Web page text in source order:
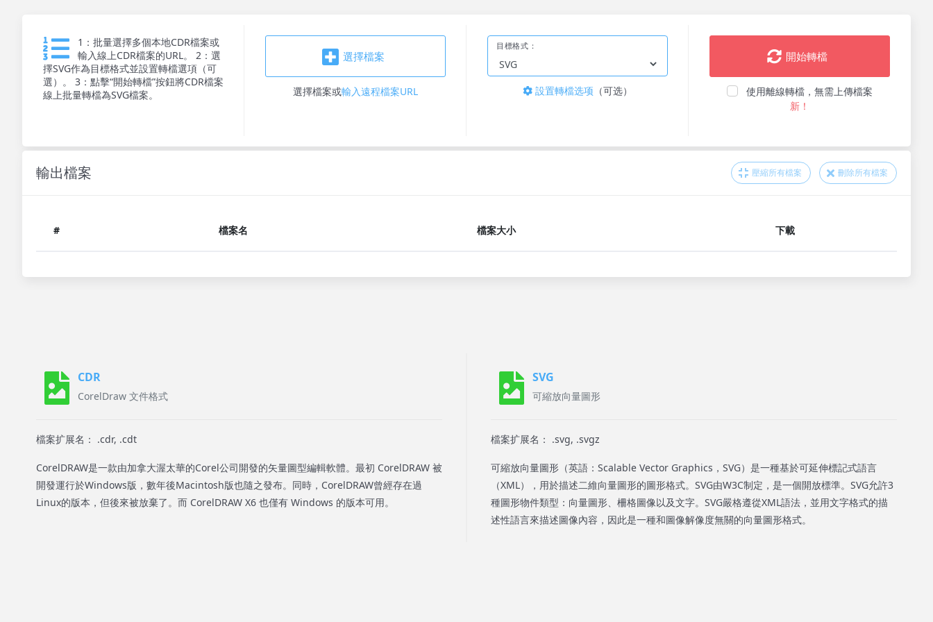
1：批量選擇多個本地CDR檔案或
輸入線上CDR檔案的URL。 2：選
擇SVG作為目標格式並設置轉檔選項（可
選）。 3：點擊“開始轉檔”按鈕將CDR檔案
線上批量轉檔為SVG檔案。
選擇檔案
選擇檔案或輸入遠程檔案URL
目標格式：
設置轉檔选项 （可选）
開始轉檔
使用離線轉檔，無需上傳檔案
新！
輸出檔案 壓縮所有檔案 刪除所有檔案
# 檔案名 檔案大小 下載
CDR
CorelDraw 文件格式
檔案扩展名： .cdr, .cdt
CorelDRAW是一款由加拿大渥太華的Corel公司開發的矢量圖型編輯軟體。最初 CorelDRAW 被
開發運行於Windows版，數年後Macintosh版也隨之發布。同時，CorelDRAW曾經存在過
Linux的版本，但後來被放棄了。而 CorelDRAW X6 也僅有 Windows 的版本可用。
SVG
可縮放向量圖形
檔案扩展名： .svg, .svgz
可縮放向量圖形（英語：Scalable Vector Graphics，SVG）是一種基於可延伸標記式語言
（XML），用於描述二維向量圖形的圖形格式。SVG由W3C制定，是一個開放標準。SVG允許3
種圖形物件類型：向量圖形、柵格圖像以及文字。SVG嚴格遵從XML語法，並用文字格式的描
述性語言來描述圖像內容，因此是一種和圖像解像度無關的向量圖形格式。